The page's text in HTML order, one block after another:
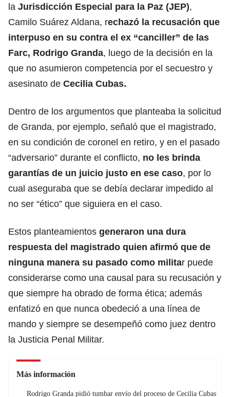
la Jurisdicción Especial para la Paz (JEP),
Camilo Suárez Aldana, rechazó la recusación que
interpuso en su contra el ex “canciller” de las
Farc, Rodrigo Granda, luego de la decisión en la
que no asumieron competencia por el secuestro y
asesinato de Cecilia Cubas.
Dentro de los argumentos que planteaba la solicitud
de Granda, por ejemplo, señaló que el magistrado,
en su condición de coronel en retiro, y en el pasado
“adversario” durante el conflicto, no les brinda
garantías de un juicio justo en ese caso, por lo
cual aseguraba que se debía declarar impedido al
no ser “ético” que siguiera en el caso.
Estos planteamientos generaron una dura
respuesta del magistrado quien afirmó que de
ninguna manera su pasado como militar puede
considerarse como una causal para su recusación y
que siempre ha obrado de forma ética; además
enfatizó en que nunca obedeció a una línea de
mando y siempre se desempeñó como juez dentro
la Justicia Penal Militar.
Más información
Rodrigo Granda pidió tumbar envío del proceso de Cecilia Cubas